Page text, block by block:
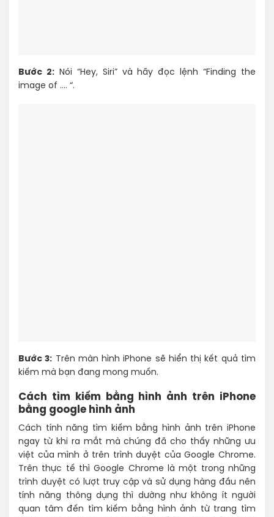
Bước 2:Nói “Hey, Siri” và hãy đọc lệnh “Finding the
image of …. “.
Bước 3: Trên màn hình iPhone sẽ hiển thị kết quả tìm
kiếm mà bạn đang mong muốn.
Cách tìm kiếm bằng hình ảnh trên iPhone
bằng google hình ảnh
Cách tính năng tìm kiếm bằng hình ảnh trên iPhone
ngay từ khi ra mắt mà chúng đã cho thấy những ưu
việt của mình ở trên trình duyệt của Google Chrome.
Trên thực tế thì Google Chrome là một trong những
trình duyệt có lượt truy cập và sử dụng hàng đầu nên
tính năng thông dụng thì dường như không ít người
quan tâm đến tìm kiếm bằng hình ảnh từ trang tìm